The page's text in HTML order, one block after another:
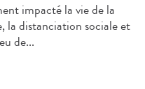
impacté la vie de la
la distanciation sociale et
de...